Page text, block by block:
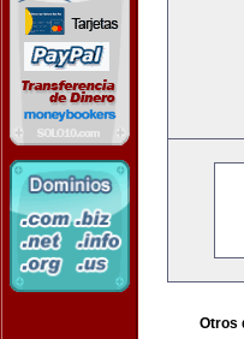
Otros